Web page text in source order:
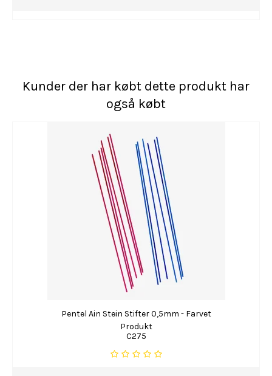
Kunder der har købt dette produkt har
også købt
Pentel Ain Stein Stifter 0,5mm - Farvet
Produkt
C275